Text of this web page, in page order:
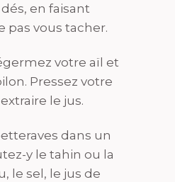
en faisant
pas vous tacher.
votre aïl et
Pressez votre
le jus.
dans un
y le tahin ou la
le sel, le jus de